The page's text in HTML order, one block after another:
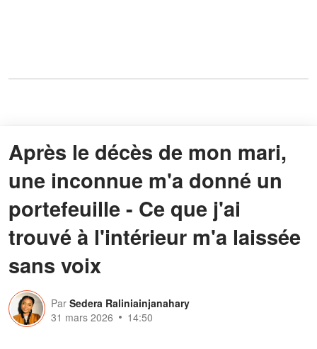
Après le décès de mon mari,
une inconnue m'a donné un
portefeuille - Ce que j'ai
trouvé à l'intérieur m'a laissée
sans voix
Par Sedera Raliniainjanahary
31 mars 2026
14:50